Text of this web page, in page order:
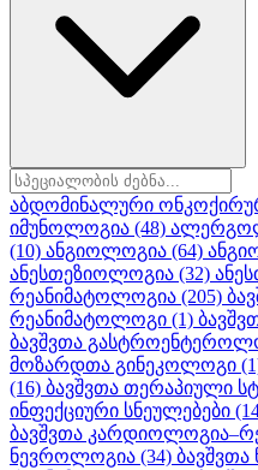
აბდომინალური
იმუნოლოგია (48)
(10) ანგიოლოგია (64)
ანესთეზიოლოგია (32)
რეანიმატოლოგია (205)
რეანიმატოლოგი (1)
ბავშვთა
მოზარდთა გინეკოლოგი
(16) ბავშვთა თერაპიული
ინფექციური სნეულებები
ბავშვთა
ნევროლოგია (34)